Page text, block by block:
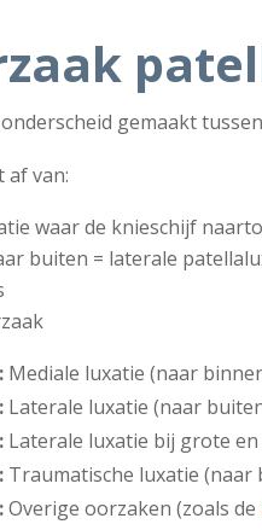
gemaakt
af van:
waar de knieschijf
buiten = laterale
Mediale luxatie (naar
Laterale luxatie (naar
Laterale luxatie bij grote en
Traumatische luxatie (naar
Overige oorzaken (zoals de